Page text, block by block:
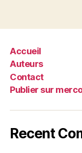
Accueil
Auteurs
Contact
Publier sur
Recent